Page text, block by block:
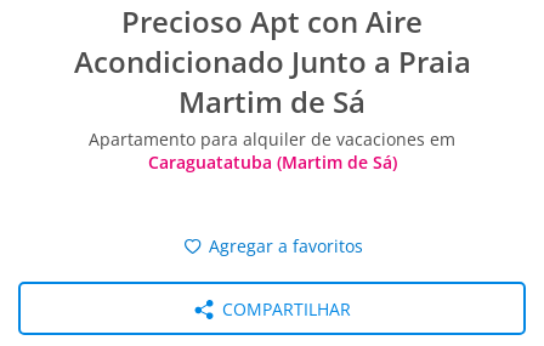
Precioso Apt con Aire
Acondicionado Junto a Praia
Martim de Sá
Apartamento para alquiler de vacaciones em
Caraguatatuba (Martim de Sá)
Agregar a favoritos
COMPARTILHAR